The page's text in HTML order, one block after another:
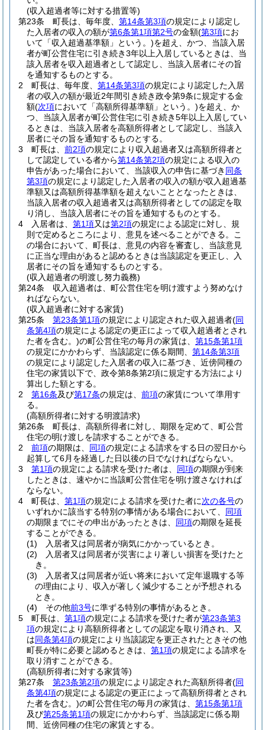
(収入超過者等に対する措置等)
第23条
町長は、毎年度、 第14条第3項の規定により認定し
た入居者の収入の額が第6条第1項第2号の金額(第3項にお
いて「収入超過基準額」という。)を超え、かつ、当該入居
者が町公営住宅に引き続き3年以上入居しているときは、当
該入居者を収入超過者として認定し、当該入居者にその旨
を通知するものとする。
2
町長は、毎年度、 第14条第3項の規定により認定した入居
者の収入の額が最近2年間引き続き政令第9条に規定する金
額(次項において「高額所得基準額」という。)を超え、か
つ、当該入居者が町公営住宅に引き続き5年以上入居してい
るときは、当該入居者を高額所得者として認定し、当該入
居者にその旨を通知するものとする。
3
町長は、 前2項の規定により収入超過者又は高額所得者と
して認定している者から第14条第2項の規定による収入の
申告があった場合において、当該収入の申告に基づき 同条
第3項の規定により認定した入居者の収入の額が収入超過基
準額又は高額所得基準額を超えないこととなったときは、
当該入居者の収入超過者又は高額所得者としての認定を取
り消し、当該入居者にその旨を通知するものとする。
4
入居者は、 第1項又は第2項の規定による認定に対し、規
則で定めるところにより、意見を述べることができる。
こ
の場合において、町長は、意見の内容を審査し、当該意見
に正当な理由があると認めるときは当該認定を更正し、入
居者にその旨を通知するものとする。
(収入超過者の明渡し努力義務)
第24条
収入超過者は、町公営住宅を明け渡すよう努めなけ
ればならない。
(収入超過者に対する家賃)
第25条
第23条第1項の規定により認定された収入超過者(同
条第4項の規定による認定の更正によって収入超過者とされ
た者を含む。)の町公営住宅の毎月の家賃は、 第15条第1項
の規定にかかわらず、当該認定に係る期間、 第14条第3項
の規定により認定した入居者の収入に基づき、近傍同種の
住宅の家賃以下で、政令第8条第2項に規定する方法により
算出した額とする。
2
第16条及び第17条の規定は、 前項の家賃について準用す
る。
(高額所得者に対する明渡請求)
第26条
町長は、高額所得者に対し、期限を定めて、町公営
住宅の明け渡しを請求することができる。
2
前項の期限は、 同項の規定による請求をする日の翌日から
起算して6月を経過した日以後の日でなければならない。
3
第1項の規定による請求を受けた者は、 同項の期限が到来
したときは、速やかに当該町公営住宅を明け渡さなければ
ならない。
4
町長は、 第1項の規定による請求を受けた者に次の各号の
いずれかに該当する特別の事情がある場合において、 同項
の期限までにその申出があったときは、 同項の期限を延長
することができる。
(1)
入居者又は同居者が病気にかかっているとき。
(2)
入居者又は同居者が災害により著しい損害を受けたと
き。
(3)
入居者又は同居者が近い将来において定年退職する等
の理由により、収入が著しく減少することが予想される
とき。
(4)
その他前3号に準ずる特別の事情があるとき。
5
町長は、 第1項の規定による請求を受けた者が第23条第3
項の規定により高額所得者としての認定を取り消され、又
は同条第4項の規定により当該認定を更正されたときその他
町長が特に必要と認めるときは、 第1項の規定による請求を
取り消すことができる。
(高額所得者に対する家賃等)
第27条
第23条第2項の規定により認定された高額所得者(同
条第4項の規定による認定の更正によって高額所得者とされ
た者を含む。)の町公営住宅の毎月の家賃は、 第15条第1項
及び第25条第1項の規定にかかわらず、当該認定に係る期
間、近傍同種の住宅の家賃とする。